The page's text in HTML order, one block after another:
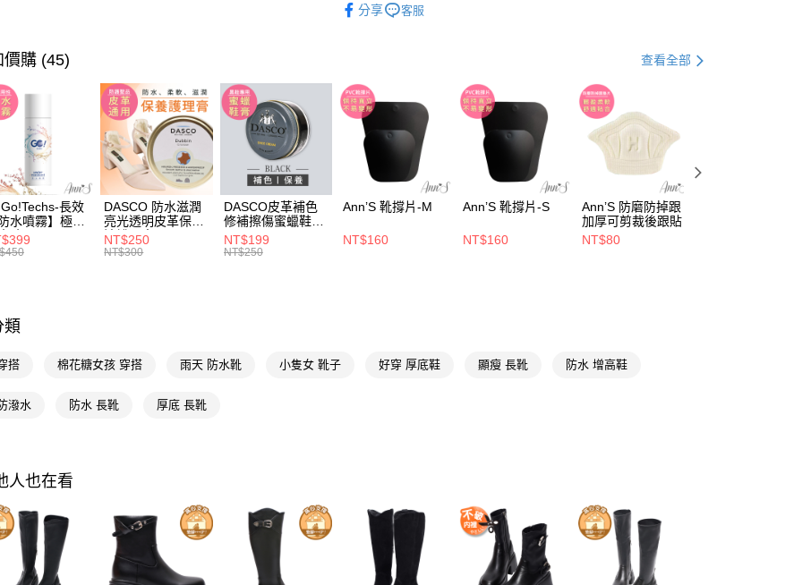
1.本服務由台灣大哥大提供，台灣大哥大用戶可立即使用無須另外申請。
4.訂單成立30分鐘內，如未前往確認交易或遇審核未通過，訂單將自動取
消。如遇「轉專審核」未通過狀況，表示未達大哥付你分期系統評分，恕
無法說明評估內容。
【繳款方式說明】
1.分期款項不併入電信帳單，「大哥付你分期」於每月結算日後寄送繳費提
醒簡訊。
2.透過簡訊連結打開帳單後，可選擇「超商條碼／台灣大直營門市／銀行轉
帳／街口支付／iPASS MONEY」等通路繳費。
【注意事項】
AFTEE先享後付
AFTEE先享後付是「在收到商品之後才付款」的支付方式。 讓您購物簡單
１．簡單：不需註冊會員、不需綁卡、不需儲值。
２．便利：只要手機號碼，簡訊認證，即可結帳。
３．安心：先確認商品／服務後，再付款。
【「AFTEE先享後付」結帳流程】
１．於結帳方式選擇「AFTEE先享後付」後，將跳轉至「AFTEE先享後
付」結帳頁面，進行簡訊認證並確認金額後，即可完成結帳。
２．訂單成立數日內，您將收到繳費通知簡訊。
３．收到繳費通知簡訊後14天內，點擊此簡訊中的連結，可透過四大超商
／ATM／網路銀行／等多元方式進行付款，方視為交易完成。
【注意事項】
４．使用「AFTEE先享後付」時，將依據個別帳號之用戶狀況，依本公司
即時審查核予不同之上限額度；若仍有額度不足之情形，本公司將視審查
結果請求用戶進行身份認證。
５．嚴禁一人註冊多個帳號或使用他人資訊註冊。若發現惡意使用之情
形，恩沛科技股份有限公司將有權停止該用戶之使用額度並採取法律行
運送方式
宅配
每筆NT$100，滿NT$999(含以上)免運費
國家/地區配送(非順豐配送，勿填寫順豐智能櫃地址) 查看運費
國家/地區配送(限中國大陸地區)
全尺碼34-44號
本周新品
選顏色 黑色
選款式 防水雨靴
選款式 長靴
分享 客服
價購 (45) 查看全部
長效
水噴霧】極效
噴霧 280ml
DASCO 防水滋潤
亮光透明皮革保養
油護理膏
NT$250
NT$300
DASCO皮革補色
修補擦傷蜜蠟鞋膏-
黑
NT$199
NT$250
Ann’S 靴撐片-M
NT$160
Ann’S 靴撐片-S
NT$160
Ann’S 防磨防掉跟
加厚可剪裁後跟貼
NT$80
類
搭 棉花糖女孩 穿搭 雨天 防水靴 小隻女 靴子 好穿 厚底鞋 顯瘦 長靴 防水 增高鞋
潑水 防水 長靴 厚底 長靴
人也在看